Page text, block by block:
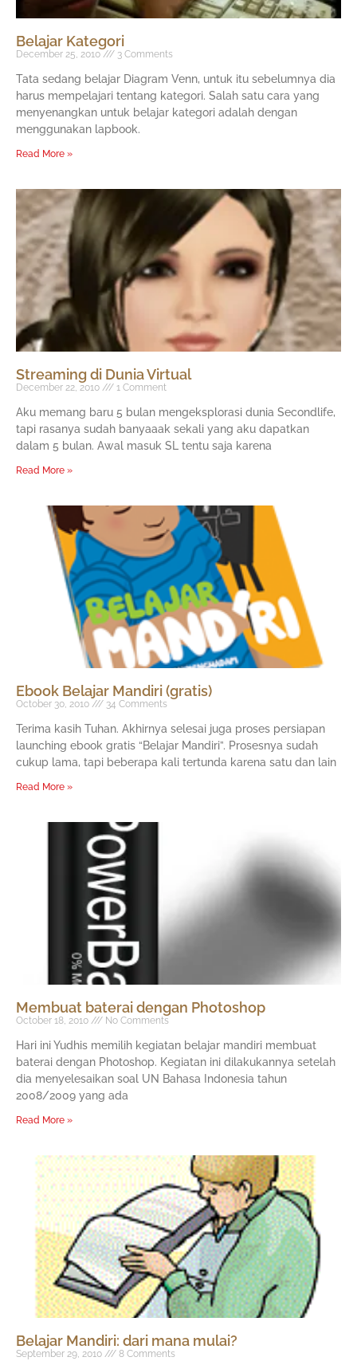
Belajar Kategori
December 25, 2010 3 Comments
Tata sedang belajar Diagram Venn, untuk itu sebelumnya dia
harus mempelajari tentang kategori. Salah satu cara yang
menyenangkan untuk belajar kategori adalah dengan
menggunakan lapbook.
Read More »
Streaming di Dunia Virtual
December 22, 2010 1 Comment
Aku memang baru 5 bulan mengeksplorasi dunia Secondlife,
tapi rasanya sudah banyaaak sekali yang aku dapatkan
dalam 5 bulan. Awal masuk SL tentu saja karena
Read More »
Ebook Belajar Mandiri (gratis)
October 30, 2010 34 Comments
Terima kasih Tuhan. Akhirnya selesai juga proses persiapan
launching ebook gratis “Belajar Mandiri”. Prosesnya sudah
cukup lama, tapi beberapa kali tertunda karena satu dan lain
Read More »
Membuat baterai dengan Photoshop
October 18, 2010 No Comments
Hari ini Yudhis memilih kegiatan belajar mandiri membuat
baterai dengan Photoshop. Kegiatan ini dilakukannya setelah
dia menyelesaikan soal UN Bahasa Indonesia tahun
2008/2009 yang ada
Read More »
Belajar Mandiri: dari mana mulai?
September 29, 2010 8 Comments